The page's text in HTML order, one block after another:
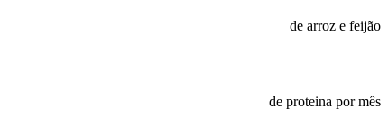
de arroz e feijão
de proteina por mês